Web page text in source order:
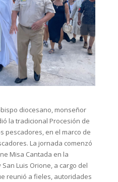
diocesano, monseñor
la tradicional Procesión de
pescadores, en el marco de
La jornada comenzó
Misa Cantada en la
Luis Orione, a cargo del
reunió a fieles, autoridades